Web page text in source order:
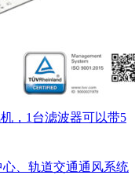
，1台滤波器可以带5
、轨道交通通风系统